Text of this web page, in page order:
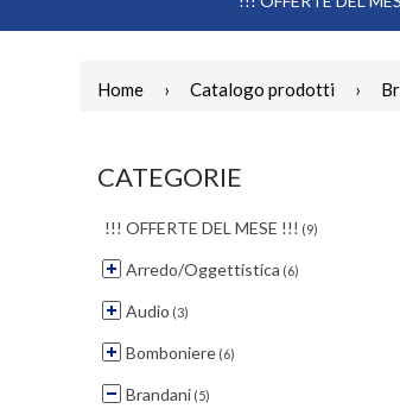
Home › Catalogo prodotti ›
CATEGORIE
!!! OFFERTE DEL MESE !!! (9)
Arredo/Oggettistica (6)
Audio (3)
Bomboniere (6)
Brandani (5)